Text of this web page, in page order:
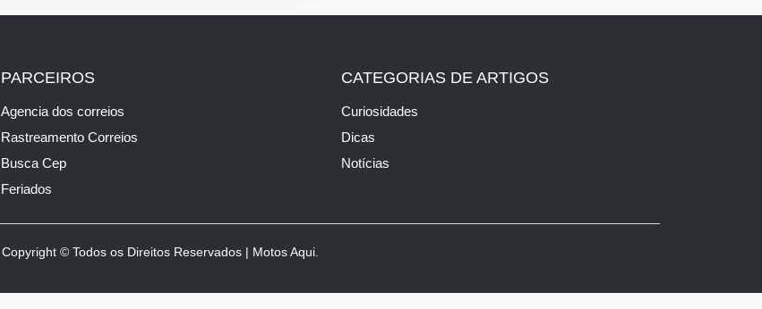
PARCEIROS
Agencia dos correios
Rastreamento Correios
Busca Cep
Feriados
CATEGORIAS DE ARTIGOS
Curiosidades
Dicas
Notícias
Copyright © Todos os Direitos Reservados | Motos Aqui.